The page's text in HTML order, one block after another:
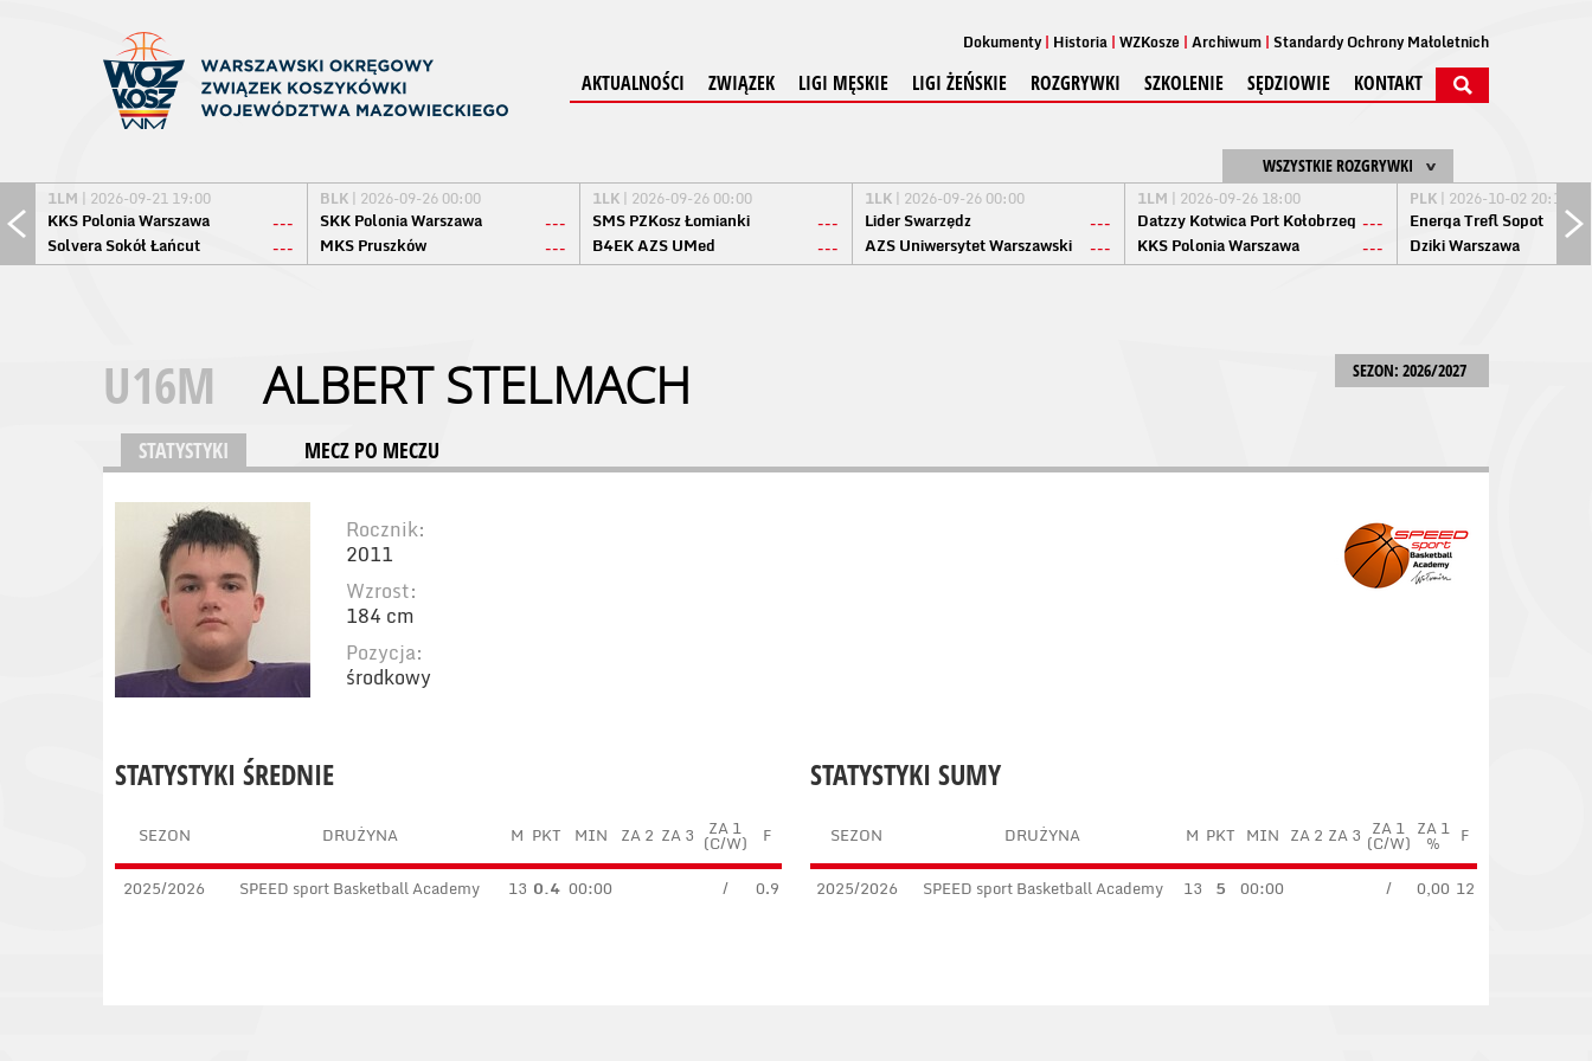
Dokumenty Historia WZKosze Archiwum Standardy Ochrony Małoletnich
AKTUALNOŚCI ZWIĄZEK LIGI MĘSKIE LIGI ŻEŃSKIE ROZGRYWKI SZKOLENIE SĘDZIOWIE KONTAKT
WSZYSTKIE ROZGRYWKI
1LM | 2026-09-21 19:00
KKS Polonia Warszawa
---
Solvera Sokół Łańcut
---
BLK | 2026-09-26 00:00
SKK Polonia Warszawa
---
MKS Pruszków
---
1LK | 2026-09-26 00:00
SMS PZKosz Łomianki
---
B4EK AZS UMed
---
1LK | 2026-09-26 00:00
Lider Swarzędz
---
AZS Uniwersytet Warszawski
---
1LM | 2026-09-26 18:00
Datzzy Kotwica Port Kołobrzeg ---
KKS Polonia Warszawa
---
PLK | 2026-10-02 20:15
Energa Trefl Sopot
Dziki Warszawa
SEZON: 2026/2027
U16M ALBERT STELMACH
STATYSTYKI MECZ PO MECZU
Rocznik:
2011
Wzrost:
184 cm
Pozycja:
środkowy
STATYSTYKI SUMY
SEZON DRUŻYNA M PKT MIN ZA 2 ZA 3 ZA 1
(C/W)
ZA 1
% F
2025/2026 SPEED sport Basketball Academy 13 5 00:00 / 0,00 12
STATYSTYKI ŚREDNIE
SEZON DRUŻYNA M PKT MIN ZA 2 ZA 3 ZA 1
(C/W) F
2025/2026 SPEED sport Basketball Academy 13 0.4 00:00 / 0.9